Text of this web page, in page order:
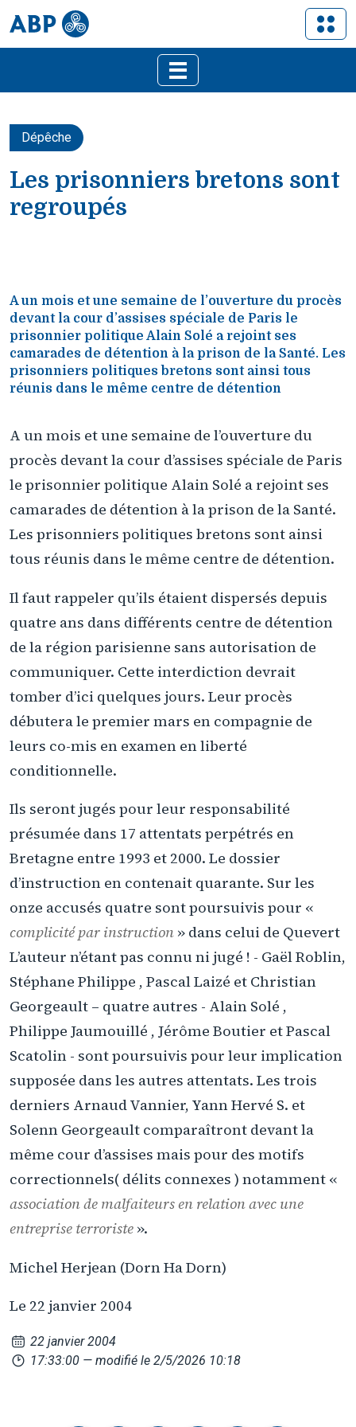
Dépêche
Les prisonniers bretons sont
regroupés
A un mois et une semaine de l’ouverture du procès
devant la cour d’assises spéciale de Paris le
prisonnier politique Alain Solé a rejoint ses
camarades de détention à la prison de la Santé. Les
prisonniers politiques bretons sont ainsi tous
réunis dans le même centre de détention
A un mois et une semaine de l’ouverture du
procès devant la cour d’assises spéciale de Paris
le prisonnier politique Alain Solé a rejoint ses
camarades de détention à la prison de la Santé.
Les prisonniers politiques bretons sont ainsi
tous réunis dans le même centre de détention.
Il faut rappeler qu’ils étaient dispersés depuis
quatre ans dans différents centre de détention
de la région parisienne sans autorisation de
communiquer. Cette interdiction devrait
tomber d’ici quelques jours. Leur procès
débutera le premier mars en compagnie de
leurs co-mis en examen en liberté
conditionnelle.
Ils seront jugés pour leur responsabilité
présumée dans 17 attentats perpétrés en
Bretagne entre 1993 et 2000. Le dossier
d’instruction en contenait quarante. Sur les
onze accusés quatre sont poursuivis pour «
complicité par instruction » dans celui de Quevert
L’auteur n’étant pas connu ni jugé ! - Gaël Roblin,
Stéphane Philippe , Pascal Laizé et Christian
Georgeault – quatre autres - Alain Solé ,
Philippe Jaumouillé , Jérôme Boutier et Pascal
Scatolin - sont poursuivis pour leur implication
supposée dans les autres attentats. Les trois
derniers Arnaud Vannier, Yann Hervé S. et
Solenn Georgeault comparaîtront devant la
même cour d’assises mais pour des motifs
correctionnels( délits connexes ) notamment «
association de malfaiteurs en relation avec une
entreprise terroriste ».
Michel Herjean (Dorn Ha Dorn)
Le 22 janvier 2004
22 janvier 2004
17:33:00 — modifié le 2/5/2026 10:18